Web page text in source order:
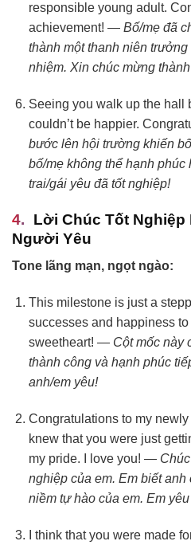
responsible young adult.
achievement! — Bố/mẹ đã
thành một thanh niên
nhiệm. Xin chúc mừng
Seeing you walk up the hall
couldn’t be happier.
bước lên hội trường khiến
bố/mẹ không thể hạnh
trai/gái yêu đã tốt nghiệp!
Lời Chúc Tốt Nghiệp
Người Yêu
Tone lãng mạn, ngọt ngào:
This milestone is just a
successes and happiness
sweetheart! — Cột mốc này
thành công và hạnh phúc
anh/em yêu!
Congratulations to my newly
knew that you were just
my pride. I love you! —
nghiệp của em. Em biết
niềm tự hào của em. Em
I think that you were made